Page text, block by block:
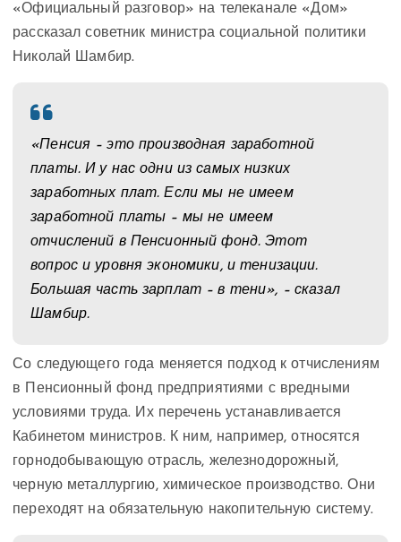
«Официальный разговор» на телеканале «Дом»
рассказал советник министра социальной политики
Николай Шамбир.
«Пенсия – это производная заработной
платы. И у нас одни из самых низких
заработных плат. Если мы не имеем
заработной платы – мы не имеем
отчислений в Пенсионный фонд. Этот
вопрос и уровня экономики, и тенизации.
Большая часть зарплат – в тени», – сказал
Шамбир.
Со следующего года меняется подход к отчислениям
в Пенсионный фонд предприятиями с вредными
условиями труда. Их перечень устанавливается
Кабинетом министров. К ним, например, относятся
горнодобывающую отрасль, железнодорожный,
черную металлургию, химическое производство. Они
переходят на обязательную накопительную систему.